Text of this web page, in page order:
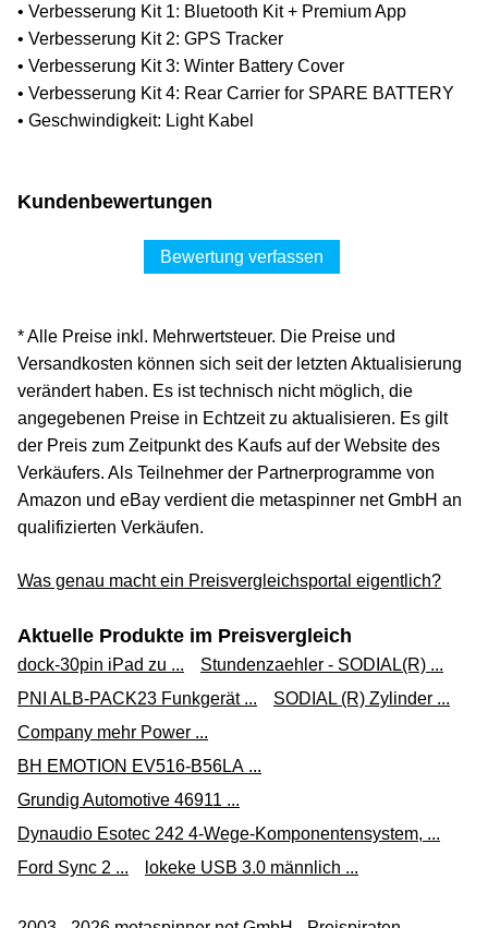
• Verbesserung Kit 1: Bluetooth Kit + Premium App
• Verbesserung Kit 2: GPS Tracker
• Verbesserung Kit 3: Winter Battery Cover
• Verbesserung Kit 4: Rear Carrier for SPARE BATTERY
• Geschwindigkeit: Light Kabel
Kundenbewertungen
Bewertung verfassen
* Alle Preise inkl. Mehrwertsteuer. Die Preise und
Versandkosten können sich seit der letzten Aktualisierung
verändert haben. Es ist technisch nicht möglich, die
angegebenen Preise in Echtzeit zu aktualisieren. Es gilt
der Preis zum Zeitpunkt des Kaufs auf der Website des
Verkäufers. Als Teilnehmer der Partnerprogramme von
Amazon und eBay verdient die metaspinner net GmbH an
qualifizierten Verkäufen.
Was genau macht ein Preisvergleichsportal eigentlich?
Aktuelle Produkte im Preisvergleich
dock-30pin iPad zu ...
Stundenzaehler - SODIAL(R) ...
PNI ALB-PACK23 Funkgerät ...
SODIAL (R) Zylinder ...
Company mehr Power ...
BH EMOTION EV516-B56LA ...
Grundig Automotive 46911 ...
Dynaudio Esotec 242 4-Wege-Komponentensystem, ...
Ford Sync 2 ...
lokeke USB 3.0 männlich ...